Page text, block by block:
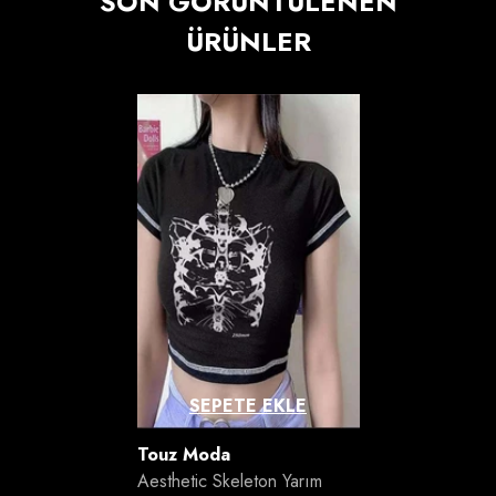
ÜRÜNLER
SEPETE EKLE
Satıcı:
Touz Moda
Aesthetic Skeleton Yarım